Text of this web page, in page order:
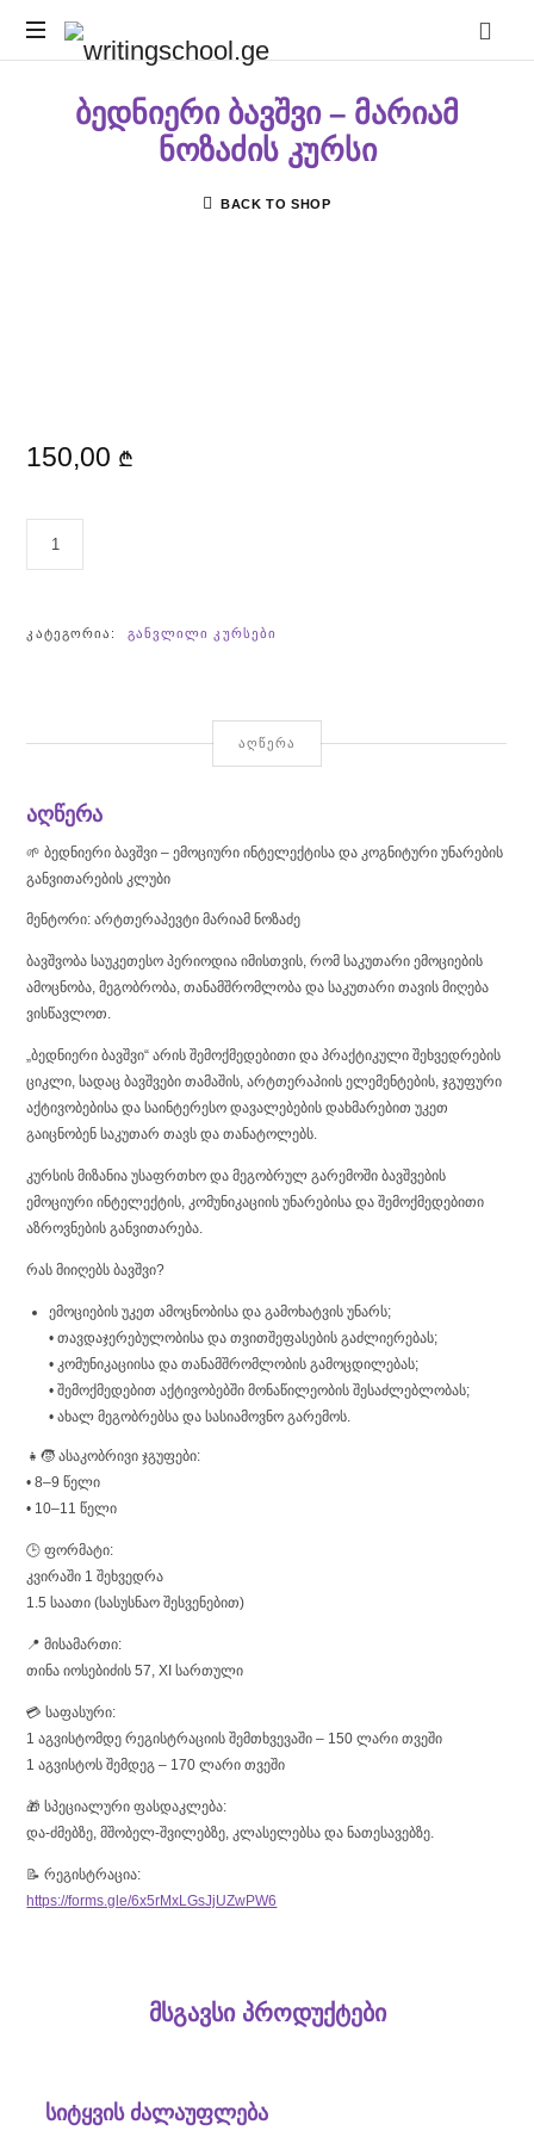
writingschool.ge
ბედნიერი ბავშვი – მარიამ
ნოზაძის კურსი
BACK TO SHOP
150,00 ₾
ᲑᲔᲓᲜᲘᲔᲠᲘ
ᲙᲐᲢᲔᲒᲝᲠᲘᲐ: ᲒᲐᲜᲕᲚᲘᲚᲘ ᲙᲣᲠᲡᲔᲑᲘ
ᲐᲦᲬᲔᲠᲐ
აღწერა
🌱 ბედნიერი ბავშვი – ემოციური ინტელექტისა და კოგნიტური უნარების
განვითარების კლუბი
მენტორი: არტთერაპევტი მარიამ ნოზაძე
ბავშვობა საუკეთესო პერიოდია იმისთვის, რომ საკუთარი ემოციების
ამოცნობა, მეგობრობა, თანამშრომლობა და საკუთარი თავის მიღება
ვისწავლოთ.
„ბედნიერი ბავშვი“ არის შემოქმედებითი და პრაქტიკული შეხვედრების
ციკლი, სადაც ბავშვები თამაშის, არტთერაპიის ელემენტების, ჯგუფური
აქტივობებისა და საინტერესო დავალებების დახმარებით უკეთ
გაიცნობენ საკუთარ თავს და თანატოლებს.
კურსის მიზანია უსაფრთხო და მეგობრულ გარემოში ბავშვების
ემოციური ინტელექტის, კომუნიკაციის უნარებისა და შემოქმედებითი
აზროვნების განვითარება.
რას მიიღებს ბავშვი?
ემოციების უკეთ ამოცნობისა და გამოხატვის უნარს;
• თავდაჯერებულობისა და თვითშეფასების გაძლიერებას;
• კომუნიკაციისა და თანამშრომლობის გამოცდილებას;
• შემოქმედებით აქტივობებში მონაწილეობის შესაძლებლობას;
• ახალ მეგობრებსა და სასიამოვნო გარემოს.
👧🧒 ასაკობრივი ჯგუფები:
• 8–9 წელი
• 10–11 წელი
🕒 ფორმატი:
კვირაში 1 შეხვედრა
1.5 საათი (სასუსნაო შესვენებით)
📍 მისამართი:
თინა იოსებიძის 57, XI სართული
💳 საფასური:
1 აგვისტომდე რეგისტრაციის შემთხვევაში – 150 ლარი თვეში
1 აგვისტოს შემდეგ – 170 ლარი თვეში
🎁 სპეციალური ფასდაკლება:
და-ძმებზე, მშობელ-შვილებზე, კლასელებსა და ნათესავებზე.
📝 რეგისტრაცია:
https://forms.gle/6x5rMxLGsJjUZwPW6
მსგავსი პროდუქტები
სიტყვის ძალაუფლება